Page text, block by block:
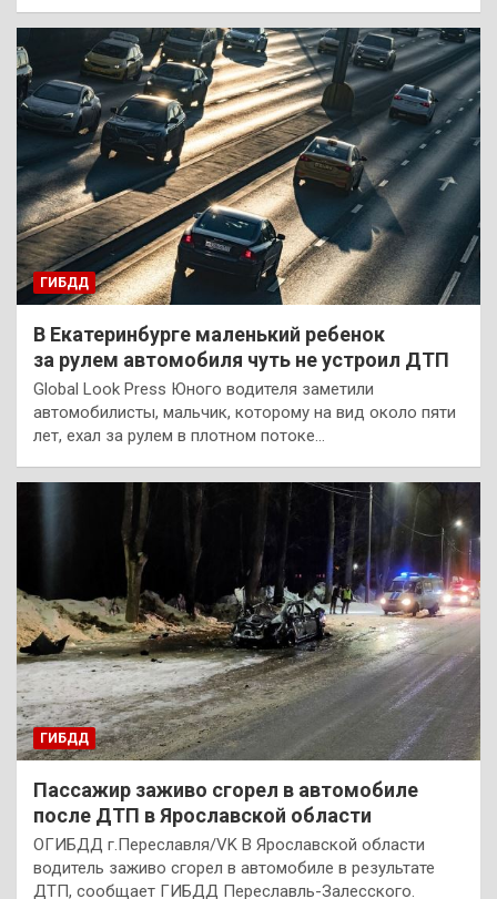
ГИБДД
В Екатеринбурге маленький ребенок
за рулем автомобиля чуть не устроил ДТП
Global Look Press Юного водителя заметили
автомобилисты, мальчик, которому на вид около пяти
лет, ехал за рулем в плотном потоке…
ГИБДД
Пассажир заживо сгорел в автомобиле
после ДТП в Ярославской области
ОГИБДД г.Переславля/VK В Ярославской области
водитель заживо сгорел в автомобиле в результате
ДТП, сообщает ГИБДД Переславль-Залесского.